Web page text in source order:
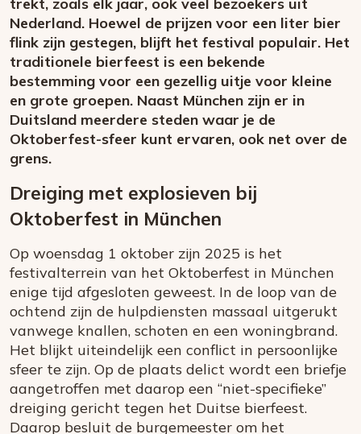
trekt, zoals elk jaar, ook veel bezoekers uit
Nederland. Hoewel de prijzen voor een liter bier
flink zijn gestegen, blijft het festival populair. Het
traditionele bierfeest is een bekende
bestemming voor een gezellig uitje voor kleine
en grote groepen. Naast München zijn er in
Duitsland meerdere steden waar je de
Oktoberfest-sfeer kunt ervaren, ook net over de
grens.
Dreiging met explosieven bij
Oktoberfest in München
Op woensdag 1 oktober zijn 2025 is het
festivalterrein van het Oktoberfest in München
enige tijd afgesloten geweest. In de loop van de
ochtend zijn de hulpdiensten massaal uitgerukt
vanwege knallen, schoten en een woningbrand.
Het blijkt uiteindelijk een conflict in persoonlijke
sfeer te zijn. Op de plaats delict wordt een briefje
aangetroffen met daarop een “niet-specifieke”
dreiging gericht tegen het Duitse bierfeest.
Daarop besluit de burgemeester om het